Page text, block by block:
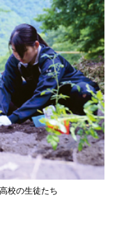
校の生徒たち